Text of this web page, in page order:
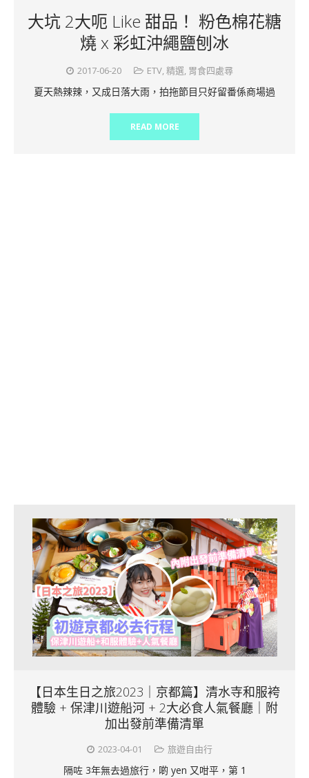
大坑 2大呃 Like 甜品！ 粉色棉花糖
燒 x 彩虹沖繩鹽刨冰
2017-06-20 ETV,精選, 胃食四處尋
夏天熱辣辣，又成日落大雨，拍拖節目只好留番係商場過
READ MORE
【日本生日之旅2023｜京都篇】清水寺和服袴
體驗 + 保津川遊船河 + 2大必食人氣餐廳｜附
加出發前準備清單
2023-04-01 旅遊自由行
隔咗 3年無去過旅行，啲 yen 又咁平，第 1